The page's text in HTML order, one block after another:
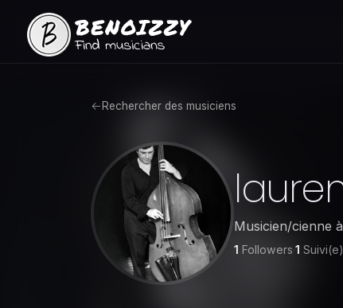
Rechercher des musiciens
Musicien/cienne à
1 Followers·1